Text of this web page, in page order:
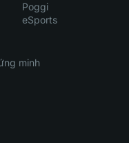
Poggi
eSports
minh